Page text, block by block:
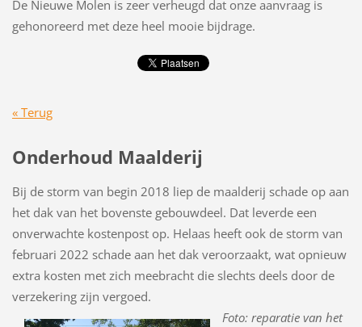
De Nieuwe Molen is zeer verheugd dat onze aanvraag is
gehonoreerd met deze heel mooie bijdrage.
« Terug
Onderhoud Maalderij
Bij de storm van begin 2018 liep de maalderij schade op aan
het dak van het bovenste gebouwdeel. Dat leverde een
onverwachte kostenpost op. Helaas heeft ook de storm van
februari 2022 schade aan het dak veroorzaakt, wat opnieuw
extra kosten met zich meebracht die slechts deels door de
verzekering zijn vergoed.
Foto: reparatie van het